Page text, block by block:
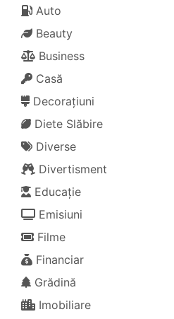
Auto
Beauty
Business
Casă
Decorațiuni
Diete Slăbire
Diverse
Divertisment
Educație
Emisiuni
Filme
Financiar
Grădină
Imobiliare